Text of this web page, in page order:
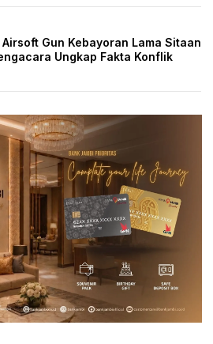
Airsoft Gun Kebayoran Lama Sitaan
Ungkap Fakta Konflik